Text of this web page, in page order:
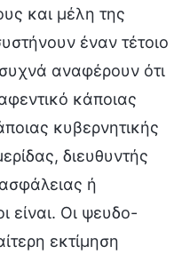
και μέλη της
έναν τέτοιο
αναφέρουν ότι
κάποιας
κυβερνητικής
διευθυντής
ή
είναι. Οι ψευδο-
εκτίμηση